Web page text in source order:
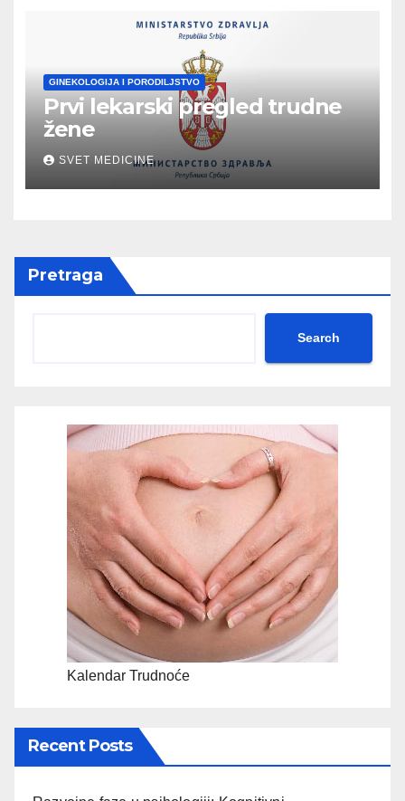
GINEKOLOGIJA I PORODILJSTVO
Prvi lekarski pregled trudne
žene
SVET MEDICINE
Pretraga
Search
Kalendar Trudnoće
Recent Posts